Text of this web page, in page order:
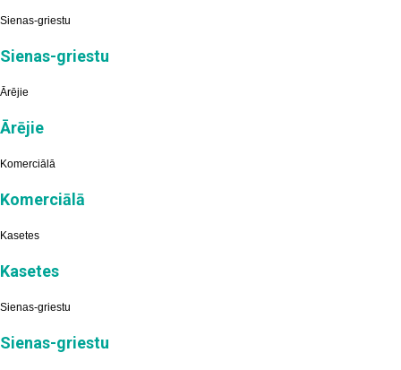
Sienas-griestu
Sienas-griestu
Ārējie
Ārējie
Komerciālā
Komerciālā
Kasetes
Kasetes
Sienas-griestu
Sienas-griestu